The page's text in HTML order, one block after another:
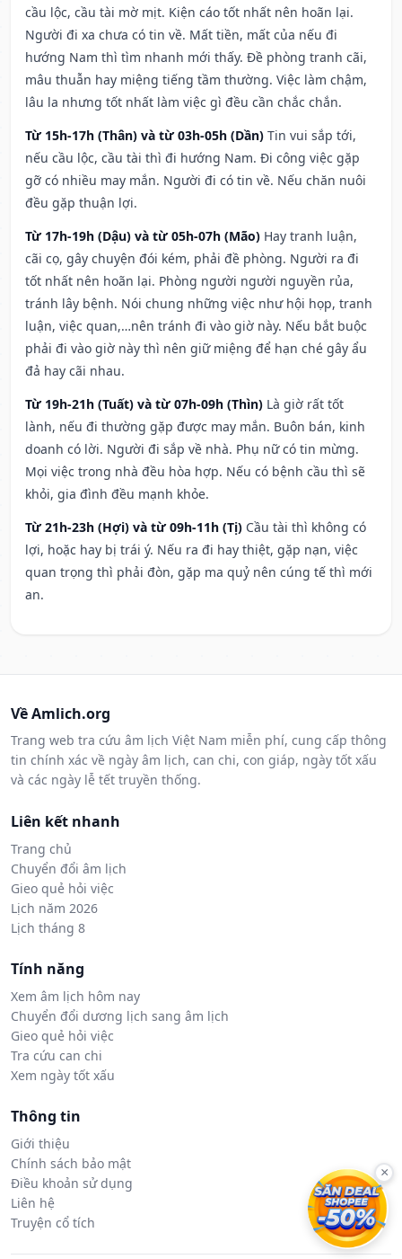
cầu lộc, cầu tài mờ mịt. Kiện cáo tốt nhất nên hoãn lại.
Người đi xa chưa có tin về. Mất tiền, mất của nếu đi
hướng Nam thì tìm nhanh mới thấy. Đề phòng tranh cãi,
mâu thuẫn hay miệng tiếng tầm thường. Việc làm chậm,
lâu la nhưng tốt nhất làm việc gì đều cần chắc chắn.
Từ 15h-17h (Thân) và từ 03h-05h (Dần) Tin vui sắp tới,
nếu cầu lộc, cầu tài thì đi hướng Nam. Đi công việc gặp
gỡ có nhiều may mắn. Người đi có tin về. Nếu chăn nuôi
đều gặp thuận lợi.
Từ 17h-19h (Dậu) và từ 05h-07h (Mão) Hay tranh luận,
cãi cọ, gây chuyện đói kém, phải đề phòng. Người ra đi
tốt nhất nên hoãn lại. Phòng người người nguyền rủa,
tránh lây bệnh. Nói chung những việc như hội họp, tranh
luận, việc quan,…nên tránh đi vào giờ này. Nếu bắt buộc
phải đi vào giờ này thì nên giữ miệng để hạn ché gây ẩu
đả hay cãi nhau.
Từ 19h-21h (Tuất) và từ 07h-09h (Thìn) Là giờ rất tốt
lành, nếu đi thường gặp được may mắn. Buôn bán, kinh
doanh có lời. Người đi sắp về nhà. Phụ nữ có tin mừng.
Mọi việc trong nhà đều hòa hợp. Nếu có bệnh cầu thì sẽ
khỏi, gia đình đều mạnh khỏe.
Từ 21h-23h (Hợi) và từ 09h-11h (Tị) Cầu tài thì không có
lợi, hoặc hay bị trái ý. Nếu ra đi hay thiệt, gặp nạn, việc
quan trọng thì phải đòn, gặp ma quỷ nên cúng tế thì mới
an.
Về Amlich.org
Trang web tra cứu âm lịch Việt Nam miễn phí, cung cấp thông
tin chính xác về ngày âm lịch, can chi, con giáp, ngày tốt xấu
và các ngày lễ tết truyền thống.
Liên kết nhanh
Trang chủ
Chuyển đổi âm lịch
Gieo quẻ hỏi việc
Lịch năm 2026
Lịch tháng 8
Tính năng
Xem âm lịch hôm nay
Chuyển đổi dương lịch sang âm lịch
Gieo quẻ hỏi việc
Tra cứu can chi
Xem ngày tốt xấu
Thông tin
Giới thiệu
Chính sách bảo mật
Điều khoản sử dụng
Liên hệ
Truyện cổ tích
×